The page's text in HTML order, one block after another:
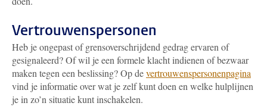
Vertrouwenspersonen
Heb je ongepast of grensoverschrijdend gedrag ervaren of
gesignaleerd? Of wil je een formele klacht indienen of bezwaar
maken tegen een beslissing? Op devertrouwenspersonenpagina
vind je informatie over wat je zelf kunt doen en welke hulplijnen
je in zo’n situatie kunt inschakelen.